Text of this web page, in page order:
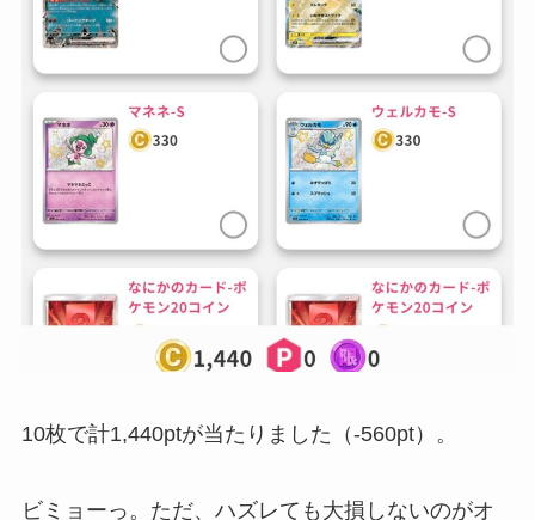
10枚で計1,440ptが当たりました（-560pt）。
ビミョーっ。ただ、ハズレても大損しないのがオ